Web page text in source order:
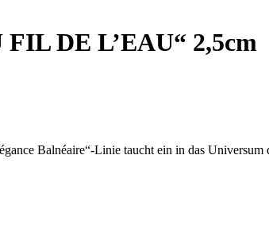
DE L’EAU“ 2,5cm
Balnéaire“-Linie taucht ein in das